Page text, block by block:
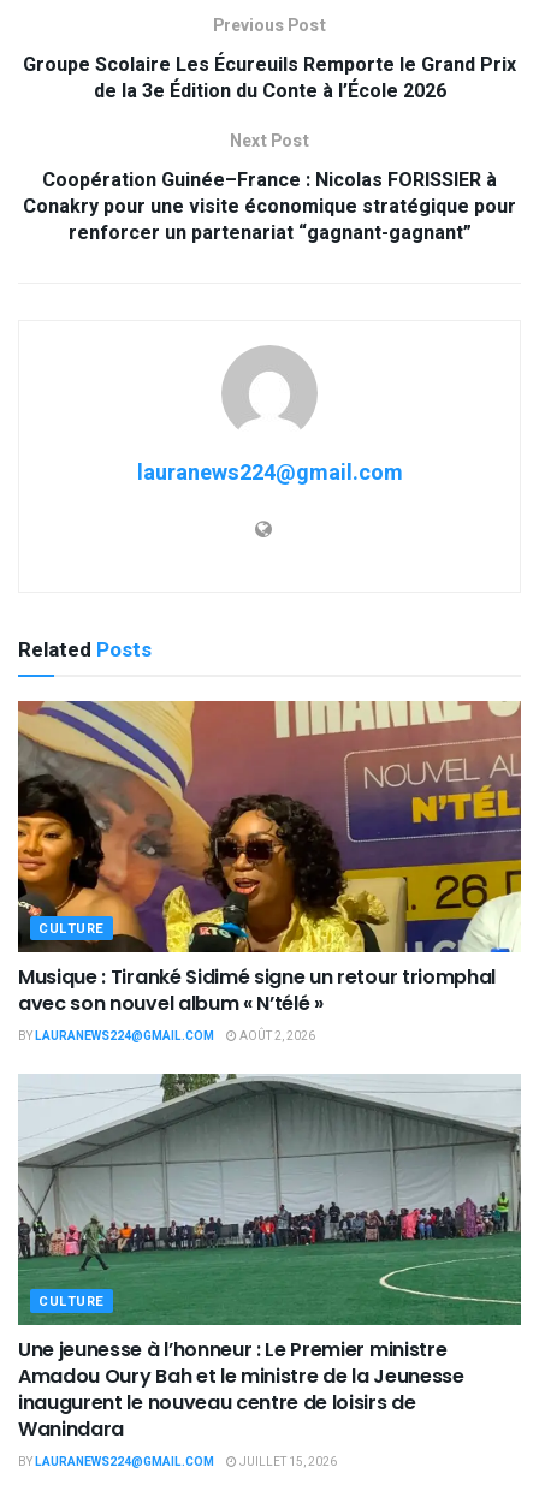
Previous Post
Groupe Scolaire Les Écureuils Remporte le Grand Prix
de la 3e Édition du Conte à l’École 2026
Next Post
Coopération Guinée–France : Nicolas FORISSIER à
Conakry pour une visite économique stratégique pour
renforcer un partenariat “gagnant-gagnant”
lauranews224@gmail.com
Related Posts
CULTURE
Musique : Tiranké Sidimé signe un retour triomphal
avec son nouvel album « N’télé »
BYLAURANEWS224@GMAIL.COM AOÛT 2, 2026
CULTURE
Une jeunesse à l’honneur : Le Premier ministre
Amadou Oury Bah et le ministre de la Jeunesse
inaugurent le nouveau centre de loisirs de
Wanindara
BYLAURANEWS224@GMAIL.COM JUILLET 15, 2026